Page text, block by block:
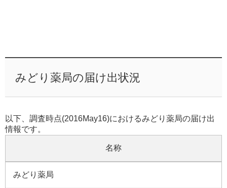
みどり薬局の届け出状況
以下、調査時点(2016May16)におけるみどり薬局の届け出
情報です。
名称
みどり薬局